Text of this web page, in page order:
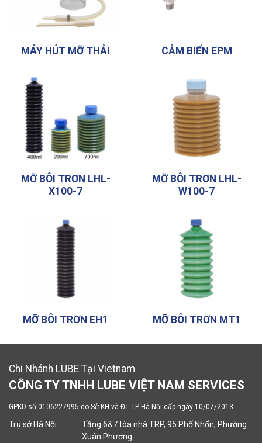
MÁY HÚT MỠ THẢI CẢM BIẾN EPM
MỠ BÔI TRƠN LHL-
X100-7
MỠ BÔI TRƠN LHL-
W100-7
MỠ BÔI TRƠN EH1 MỠ BÔI TRƠN MT1
Chi Nhánh LUBE Tại Vietnam
CÔNG TY TNHH LUBE VIỆT NAM SERVICES
GPKD số 0106227995 do Sở KH và ĐT TP Hà Nội cấp ngày 10/07/2013
Trụ sở Hà Nội
Tầng 6&7 tòa nhà TRP, 95 Phố Nhổn, Phường
Xuân Phương.